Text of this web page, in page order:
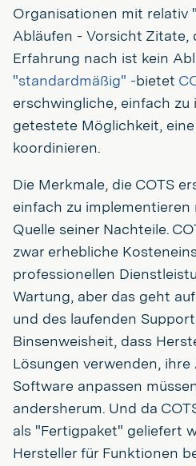
Organisationen mit relativ
Abläufen - Vorsicht Zitate,
Erfahrung nach ist kein
"standardmäßig" -bietet
erschwingliche, einfach
getestete Möglichkeit,
koordinieren.
Die Merkmale, die COTS
einfach zu implementieren
Quelle seiner Nachteile.
zwar erhebliche
professionellen
Wartung, aber das geht
und des laufenden
Binsenweisheit, dass
Lösungen verwenden,
Software anpassen
andersherum. Und da
als "Fertigpaket" geliefert
Hersteller für Funktionen